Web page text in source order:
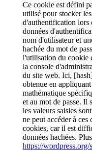
Ce cookie est défini
utilisé pour stocker
d'authentification lors
données
nom d'utilisateur et
hachée du mot de
l'utilisation du cookie
la console
du site web. Ici,
obtenue en
mathématique
et au mot de passe. Il
les valeurs saisies
ne peut accéder à ces
cookies, car il est
données hachées.
https://